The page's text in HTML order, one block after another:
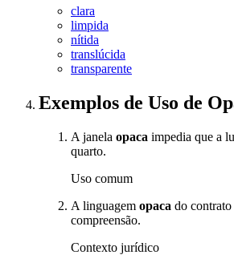
clara
limpida
nítida
translúcida
transparente
Exemplos de Uso de
A janela opaca impedia que a
quarto.
Uso comum
A linguagem opaca do
compreensão.
Contexto jurídico